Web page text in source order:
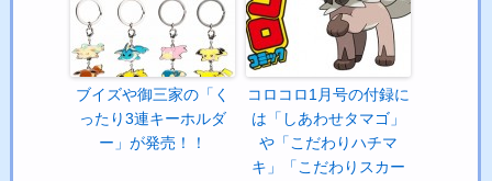
ブイズや御三家の「く
ったり3連キーホルダ
ー」が発売！！
コロコロ1月号の付録に
は「しあわせタマゴ」
や「こだわりハチマ
キ」「こだわりスカー